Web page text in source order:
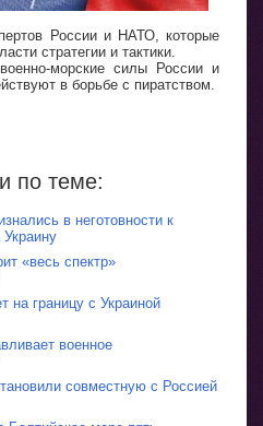
России и НАТО, которые
стратегии и тактики.
морские силы России и
в борьбе с пиратством.
по теме:
в неготовности к
«весь спектр»
на границу с Украиной
военное
совместную с Россией